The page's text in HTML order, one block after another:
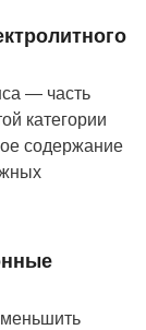
— часть
категории
содержание